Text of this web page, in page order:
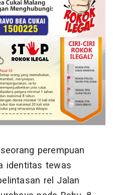
perempuan
identitas tewas
rel Jalan